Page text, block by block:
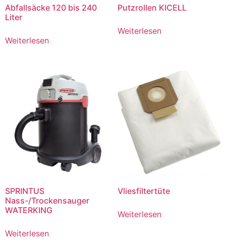
Abfallsäcke 120 bis 240
Liter
Weiterlesen
Putzrollen KICELL
Weiterlesen
SPRINTUS
Nass-/Trockensauger
WATERKING
Weiterlesen
Vliesfiltertüte
Weiterlesen